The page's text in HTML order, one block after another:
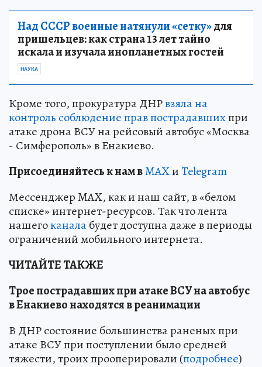
Над СССР военные натянули «сетку»для
пришельцев: как страна 13 лет тайно
искала и изучала инопланетных гостей
НАУКА
Кроме того, прокуратура ДНРвзяла на
контроль соблюдение прав пострадавшихпри
атаке дрона ВСУ на рейсовый автобус «Москва
- Симферополь» в Енакиево.
Присоединяйтесь к нам вMAXиTelegram
Мессенджер MAX, как и наш сайт, в «белом
списке» интернет-ресурсов. Так что лента
нашегоканалабудет доступна даже в периоды
ограничений мобильного интернета.
ЧИТАЙТЕ ТАКЖЕ
Трое пострадавших при атаке ВСУ на автобус
в Енакиево находятся в реанимации
В ДНР состояние большинства раненых при
атаке ВСУ при поступлении было средней
тяжести, троих прооперировали (подробнее)